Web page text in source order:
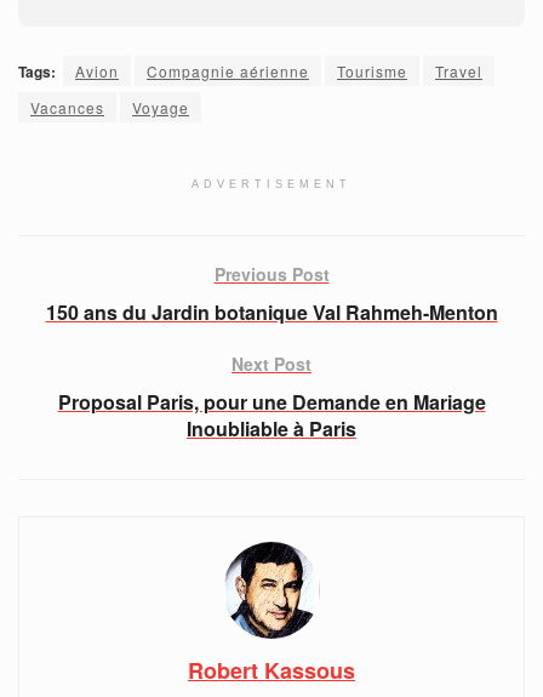
Tags: Avion Compagnie aérienne Tourisme
Travel
Vacances
Voyage
ADVERTISEMENT
Previous Post
150 ans du Jardin botanique Val Rahmeh-Menton
Next Post
Proposal Paris, pour une Demande en Mariage
Inoubliable à Paris
Robert Kassous